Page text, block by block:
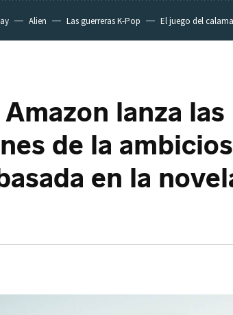
Alien Las guerreras K-Pop El juego del
lanza las
de la
en la